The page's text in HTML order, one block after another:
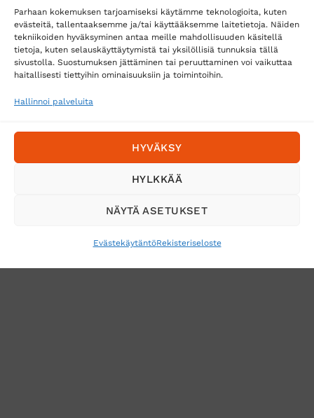
Parhaan kokemuksen tarjoamiseksi käytämme teknologioita, kuten
evästeitä, tallentaaksemme ja/tai käyttääksemme laitetietoja. Näiden
tekniikoiden hyväksyminen antaa meille mahdollisuuden käsitellä
tietoja, kuten selauskäyttäytymistä tai yksilöllisiä tunnuksia tällä
sivustolla. Suostumuksen jättäminen tai peruuttaminen voi vaikuttaa
haitallisesti tiettyihin ominaisuuksiin ja toimintoihin.
Hallinnoi palveluita
HYVÄKSY
HYLKKÄÄ
NÄYTÄ ASETUKSET
EvästekäytäntöRekisteriseloste
Postnord
Tilaa uutiskirje ja saat erikoisalennuksia